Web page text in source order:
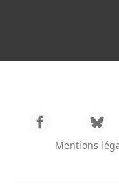
Mentions